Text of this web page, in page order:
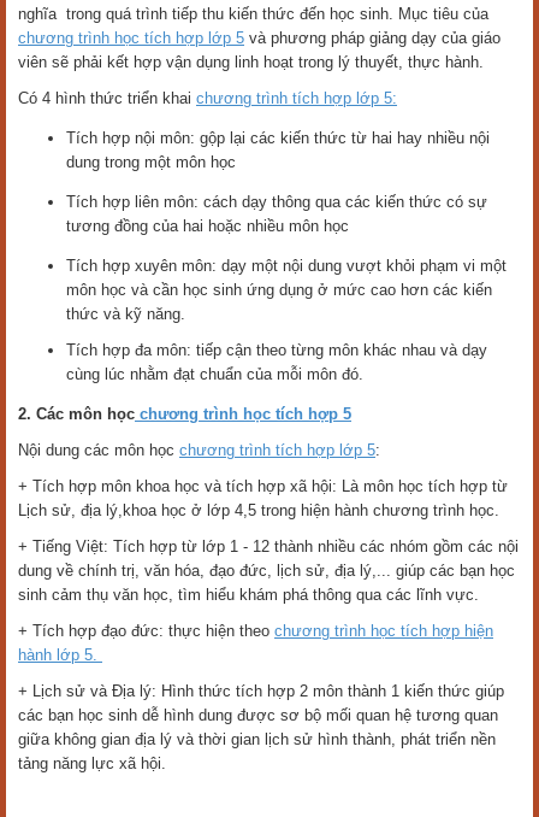
nghĩa trong quá trình tiếp thu kiến thức đến học sinh. Mục tiêu của
chương trình học tích hợp lớp 5 và phương pháp giảng dạy của giáo
viên sẽ phải kết hợp vận dụng linh hoạt trong lý thuyết, thực hành.
Có 4 hình thức triển khai chương trình tích hợp lớp 5:
Tích hợp nội môn: gộp lại các kiến thức từ hai hay nhiều nội
dung trong một môn học
Tích hợp liên môn: cách dạy thông qua các kiến thức có sự
tương đồng của hai hoặc nhiều môn học
Tích hợp xuyên môn: dạy một nội dung vượt khỏi phạm vi một
môn học và cần học sinh ứng dụng ở mức cao hơn các kiến
thức và kỹ năng.
Tích hợp đa môn: tiếp cận theo từng môn khác nhau và dạy
cùng lúc nhằm đạt chuẩn của mỗi môn đó.
2. Các môn học chương trình học tích hợp 5
Nội dung các môn học chương trình tích hợp lớp 5:
+ Tích hợp môn khoa học và tích hợp xã hội: Là môn học tích hợp từ
Lịch sử, địa lý,khoa học ở lớp 4,5 trong hiện hành chương trình học.
+ Tiếng Việt: Tích hợp từ lớp 1 - 12 thành nhiều các nhóm gồm các nội
dung về chính trị, văn hóa, đạo đức, lịch sử, địa lý,... giúp các bạn học
sinh cảm thụ văn học, tìm hiểu khám phá thông qua các lĩnh vực.
+ Tích hợp đạo đức: thực hiện theo chương trình học tích hợp hiện
hành lớp 5.
+ Lịch sử và Địa lý: Hình thức tích hợp 2 môn thành 1 kiến thức giúp
các bạn học sinh dễ hình dung được sơ bộ mối quan hệ tương quan
giữa không gian địa lý và thời gian lịch sử hình thành, phát triển nền
tảng năng lực xã hội.